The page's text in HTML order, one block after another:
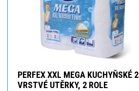
PERFEX XXL MEGA KUCHYŇSKÉ 2
VRSTVÉ UTĚRKY, 2 ROLE